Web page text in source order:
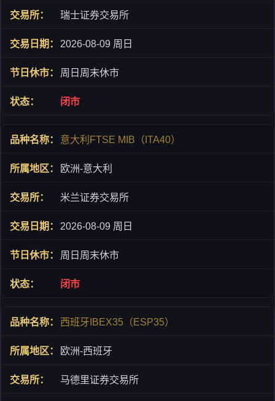
瑞士证券交易所
2026-08-09 周日
周日周末休市
闭市
意大利FTSE MIB（ITA40）
欧洲-意大利
米兰证券交易所
2026-08-09 周日
周日周末休市
闭市
西班牙IBEX35（ESP35）
欧洲-西班牙
马德里证券交易所